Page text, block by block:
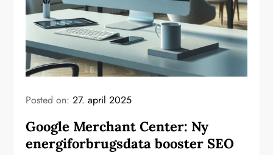
Posted on:27. april 2025
Google Merchant Center: Ny
energiforbrugsdata booster SEO